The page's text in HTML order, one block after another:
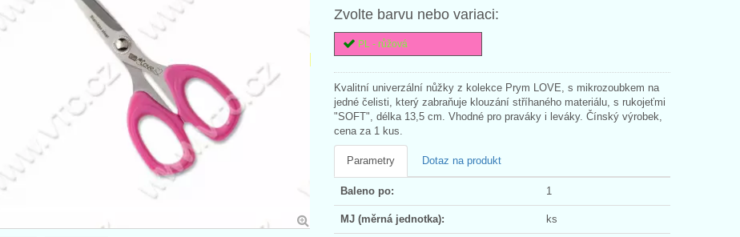
Zvolte barvu nebo variaci:
PL - růžová
Kvalitní univerzální nůžky z kolekce Prym LOVE, s mikrozoubkem na
jedné čelisti, který zabraňuje klouzání stříhaného materiálu, s rukojeťmi
"SOFT", délka 13,5 cm. Vhodné pro praváky i leváky. Čínský výrobek,
cena za 1 kus.
Parametry Dotaz na produkt
Baleno po: 1
MJ (měrná jednotka): ks